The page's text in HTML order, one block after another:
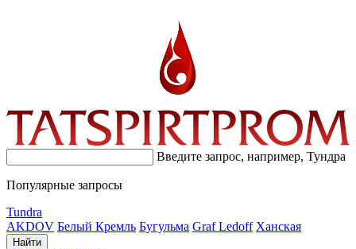
Введите запрос, например, Тундра
Популярные запросы
Tundra
AKDOV Белый Кремль Бугульма Graf Ledoff Ханская
Найти